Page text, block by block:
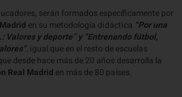
serán formados específicamente por
en su metodología didáctica “Por una
Valores y deporte” y “Entrenando fútbol,
, igual que en el resto de escuelas
desde hace más de 20 años desarrolla la
Real Madrid en más de 80 países.